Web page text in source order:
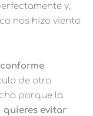
y,
nos hizo viento
de otro
porque la
quieres evitar